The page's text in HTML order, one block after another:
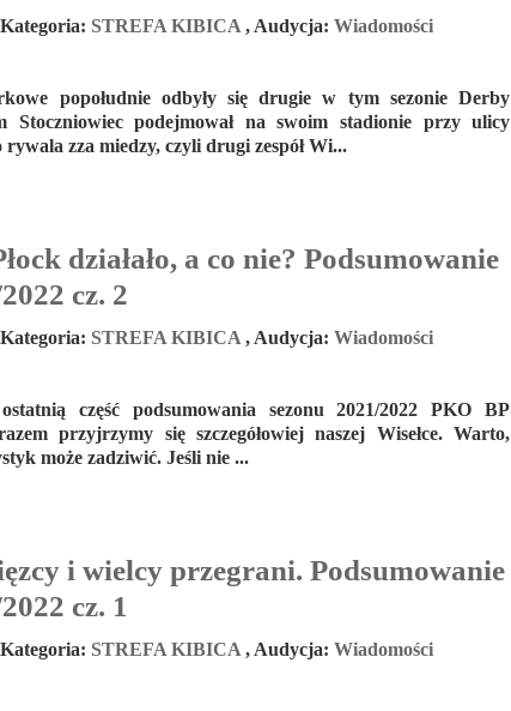
Kategoria: STREFA KIBICA , Audycja: Wiadomości
popołudnie odbyły się drugie w tym sezonie Derby
Stoczniowiec podejmował na swoim stadionie przy ulicy
zza miedzy, czyli drugi zespół Wi...
działało, a co nie? Podsumowanie
cz. 2
Kategoria: STREFA KIBICA , Audycja: Wiadomości
część podsumowania sezonu 2021/2022 PKO BP
przyjrzymy się szczegółowiej naszej Wisełce. Warto,
może zadziwić. Jeśli nie ...
i wielcy przegrani. Podsumowanie
cz. 1
Kategoria: STREFA KIBICA , Audycja: Wiadomości